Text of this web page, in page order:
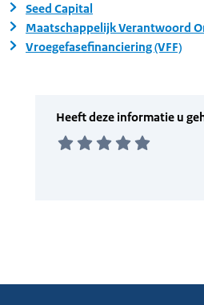
Seed Capital
Maatschappelijk Verantwoord
Vroegefasefinanciering (VFF)